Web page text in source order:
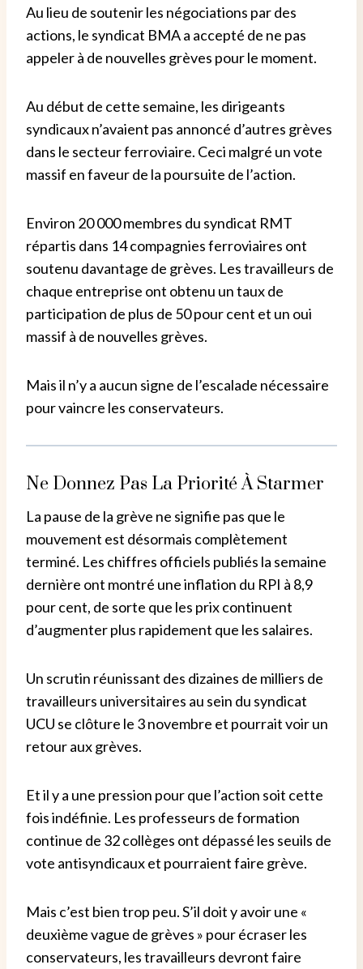
Au lieu de soutenir les négociations par des
actions, le syndicat BMA a accepté de ne pas
appeler à de nouvelles grèves pour le moment.
Au début de cette semaine, les dirigeants
syndicaux n’avaient pas annoncé d’autres grèves
dans le secteur ferroviaire. Ceci malgré un vote
massif en faveur de la poursuite de l’action.
Environ 20 000 membres du syndicat RMT
répartis dans 14 compagnies ferroviaires ont
soutenu davantage de grèves. Les travailleurs de
chaque entreprise ont obtenu un taux de
participation de plus de 50 pour cent et un oui
massif à de nouvelles grèves.
Mais il n’y a aucun signe de l’escalade nécessaire
pour vaincre les conservateurs.
Ne Donnez Pas La Priorité À Starmer
La pause de la grève ne signifie pas que le
mouvement est désormais complètement
terminé. Les chiffres officiels publiés la semaine
dernière ont montré une inflation du RPI à 8,9
pour cent, de sorte que les prix continuent
d’augmenter plus rapidement que les salaires.
Un scrutin réunissant des dizaines de milliers de
travailleurs universitaires au sein du syndicat
UCU se clôture le 3 novembre et pourrait voir un
retour aux grèves.
Et il y a une pression pour que l’action soit cette
fois indéfinie. Les professeurs de formation
continue de 32 collèges ont dépassé les seuils de
vote antisyndicaux et pourraient faire grève.
Mais c’est bien trop peu.S’il doit y avoir une «
deuxième vague de grèves » pour écraser les
conservateurs, les travailleurs devront faire